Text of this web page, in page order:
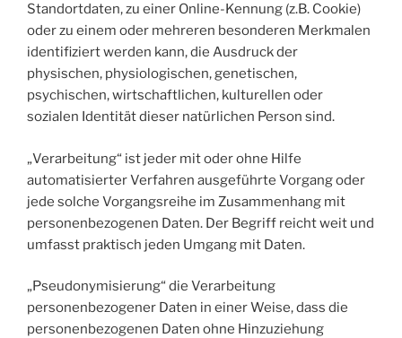
Standortdaten, zu einer Online-Kennung (z.B. Cookie)
oder zu einem oder mehreren besonderen Merkmalen
identifiziert werden kann, die Ausdruck der
physischen, physiologischen, genetischen,
psychischen, wirtschaftlichen, kulturellen oder
sozialen Identität dieser natürlichen Person sind.
„Verarbeitung“ ist jeder mit oder ohne Hilfe
automatisierter Verfahren ausgeführte Vorgang oder
jede solche Vorgangsreihe im Zusammenhang mit
personenbezogenen Daten. Der Begriff reicht weit und
umfasst praktisch jeden Umgang mit Daten.
„Pseudonymisierung“ die Verarbeitung
personenbezogener Daten in einer Weise, dass die
personenbezogenen Daten ohne Hinzuziehung